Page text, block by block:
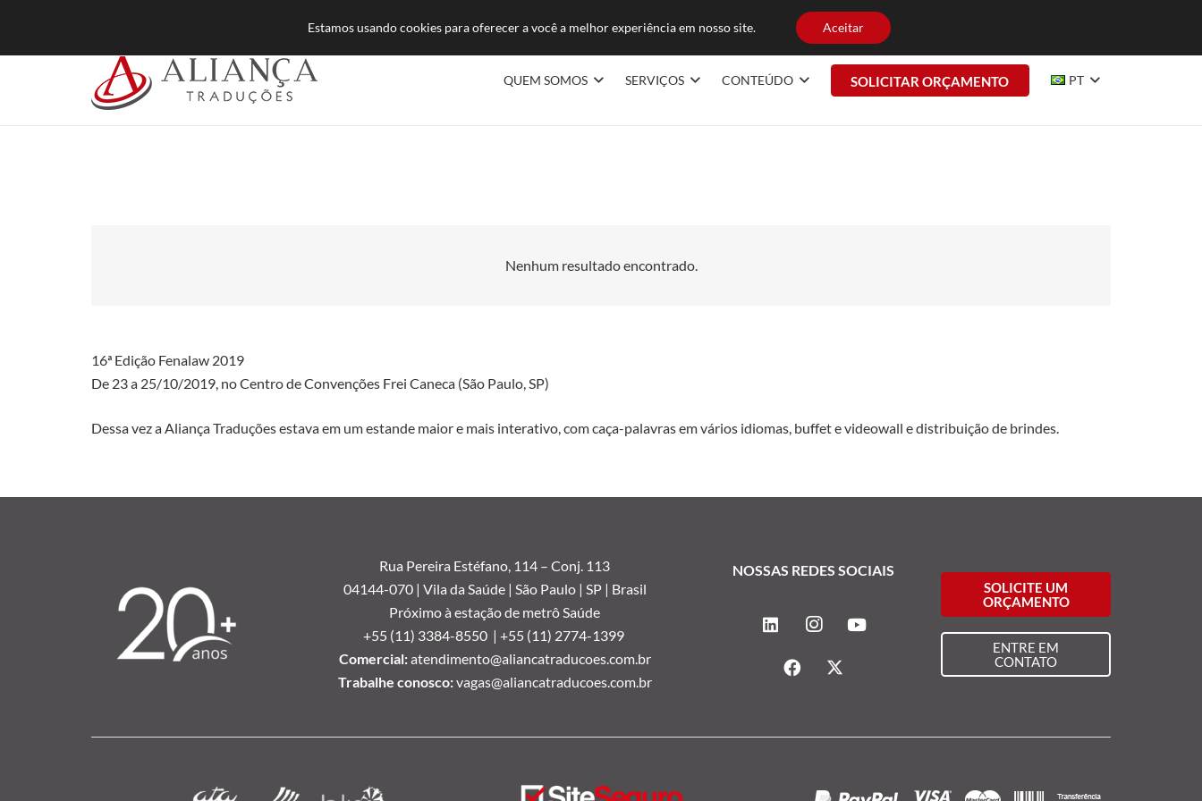
TRABALHE CONOSCO
QUEM SOMOS SERVIÇOS CONTEÚDO SOLICITAR ORÇAMENTO PT
Nenhum resultado encontrado.
16ª Edição Fenalaw 2019
De 23 a 25/10/2019, no Centro de Convenções Frei Caneca (São Paulo, SP)
Dessa vez a Aliança Traduções estava em um estande maior e mais interativo, com caça-palavras em vários idiomas, buffet e videowall e distribuição de brindes.
Rua Pereira Estéfano, 114 –Conj. 113
04144-070 | Vila da Saúde | São Paulo | SP | Brasil
Próximo à estação de metrô Saúde
+55 (11) 3384-8550 | +55 (11) 2774-1399
Comercial:atendimento@aliancatraducoes.com.br
Trabalhe conosco:vagas@aliancatraducoes.com.br
NOSSAS REDES SOCIAIS
SOLICITE UM
ORÇAMENTO
ENTRE EM
CONTATO
Estamos usando cookies para oferecer a você a melhor experiência em nosso site. Aceitar